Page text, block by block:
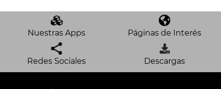
Nuestras Apps Páginas de Interés
Redes Sociales Descargas